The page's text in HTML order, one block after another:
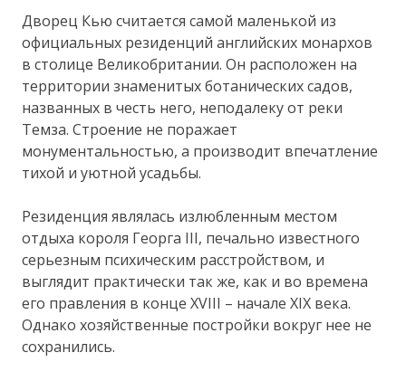
Дворец Кью считается самой маленькой из
официальных резиденций английских монархов
в столице Великобритании. Он расположен на
территории знаменитых ботанических садов,
названных в честь него, неподалеку от реки
Темза. Строение не поражает
монументальностью, а производит впечатление
тихой и уютной усадьбы.
Резиденция являлась излюбленным местом
отдыха короля Георга III, печально известного
серьезным психическим расстройством, и
выглядит практически так же, как и во времена
его правления в конце XVIII – начале XIX века.
Однако хозяйственные постройки вокруг нее не
сохранились.